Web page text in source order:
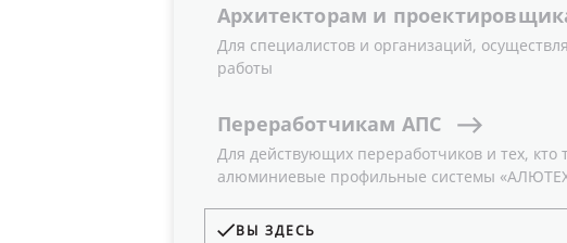
Архитекторам и
Для специалистов и организаций,
работы
Переработчикам АПС
Для действующих переработчиков и тех, кто
алюминиевые профильные системы
ВЫ ЗДЕСЬ
В целях расширения сферы применения
эксплуатационных характеристик Группа
нового продукта – комплектующих для
используется для
базируется на применении консоли как